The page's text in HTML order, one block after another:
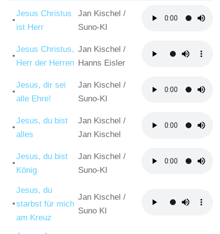
•
Jesus Christus
ist Herr
Jan Kischel /
Suno-KI
•
Jesus Christus,
Herr der Herren
Jan Kischel /
Hanns Eisler
•
Jesus, dir sei
alle Ehre!
Jan Kischel /
Suno-KI
•
Jesus, du bist
alles
Jan Kischel /
Jan Kischel
•
Jesus, du bist
König
Jan Kischel /
Suno-KI
•
Jesus, du
starbst für mich
am Kreuz
Jan Kischel /
Suno KI